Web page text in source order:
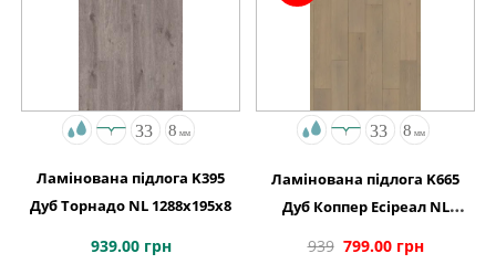
Ламінована підлога K395
Дуб Торнадо NL 1288x195x8
939.00 грн
Ламінована підлога K665
Дуб Коппер Есіреал NL
939 799.00 грн